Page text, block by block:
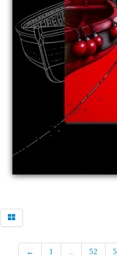
contacto galeria
← 1 ... 52